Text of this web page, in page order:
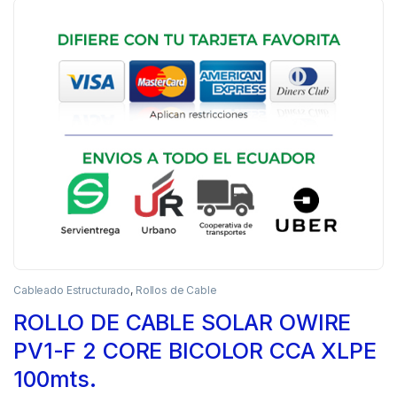
Cableado Estructurado, Rollos de Cable
ROLLO DE CABLE SOLAR OWIRE
PV1-F 2 CORE BICOLOR CCA XLPE
100mts.